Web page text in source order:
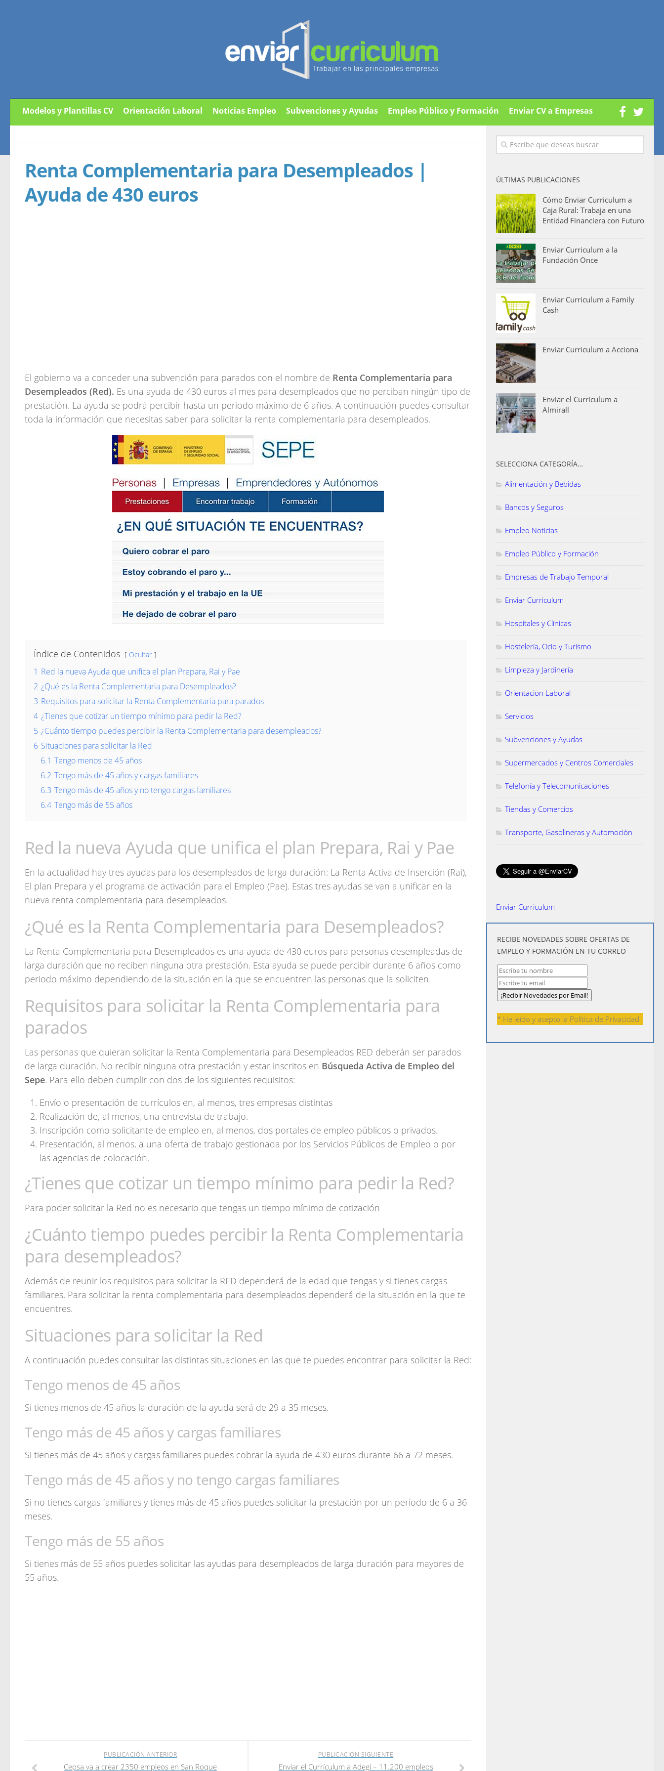
Modelos y Plantillas CV Orientación Laboral Noticias Empleo Subvenciones y Ayudas Empleo Público y Formación Enviar CV a Empresas
Renta Complementaria para Desempleados |
Ayuda de 430 euros
El gobierno va a conceder una subvención para parados con el nombre de Renta Complementaria para
Desempleados (Red). Es una ayuda de 430 euros al mes para desempleados que no perciban ningún tipo de
prestación. La ayuda se podrá percibir hasta un periodo máximo de 6 años. A continuación puedes consultar
toda la información que necesitas saber para solicitar la renta complementaria para desempleados.
Índice de Contenidos Ocultar
1 Red la nueva Ayuda que unifica el plan Prepara, Rai y Pae
2 ¿Qué es la Renta Complementaria para Desempleados?
3 Requisitos para solicitar la Renta Complementaria para parados
4 ¿Tienes que cotizar un tiempo mínimo para pedir la Red?
5 ¿Cuánto tiempo puedes percibir la Renta Complementaria para desempleados?
6 Situaciones para solicitar la Red
6.1 Tengo menos de 45 años
6.2 Tengo más de 45 años y cargas familiares
6.3 Tengo más de 45 años y no tengo cargas familiares
6.4 Tengo más de 55 años
Red la nueva Ayuda que unifica el plan Prepara, Rai y Pae
En la actualidad hay tres ayudas para los desempleados de larga duración: La Renta Activa de Inserción (Rai),
El plan Prepara y el programa de activación para el Empleo (Pae). Estas tres ayudas se van a unificar en la
nueva renta complementaria para desempleados.
¿Qué es la Renta Complementaria para Desempleados?
La Renta Complementaria para Desempleados es una ayuda de 430 euros para personas desempleadas de
larga duración que no reciben ninguna otra prestación. Esta ayuda se puede percibir durante 6 años como
periodo máximo dependiendo de la situación en la que se encuentren las personas que la soliciten.
Requisitos para solicitar la Renta Complementaria para
parados
Las personas que quieran solicitar la Renta Complementaria para Desempleados RED deberán ser parados
de larga duración. No recibir ninguna otra prestación y estar inscritos en Búsqueda Activa de Empleo del
Sepe. Para ello deben cumplir con dos de los siguientes requisitos:
Envío o presentación de currículos en, al menos, tres empresas distintas
Realización de, al menos, una entrevista de trabajo.
Inscripción como solicitante de empleo en, al menos, dos portales de empleo públicos o privados.
Presentación, al menos, a una oferta de trabajo gestionada por los Servicios Públicos de Empleo o por
las agencias de colocación.
¿Tienes que cotizar un tiempo mínimo para pedir la Red?
Para poder solicitar la Red no es necesario que tengas un tiempo mínimo de cotización
¿Cuánto tiempo puedes percibir la Renta Complementaria
para desempleados?
Además de reunir los requisitos para solicitar la RED dependerá de la edad que tengas y si tienes cargas
familiares. Para solicitar la renta complementaria para desempleados dependerá de la situación en la que te
encuentres.
Situaciones para solicitar la Red
A continuación puedes consultar las distintas situaciones en las que te puedes encontrar para solicitar la Red:
Tengo menos de 45 años
Si tienes menos de 45 años la duración de la ayuda será de 29 a 35 meses.
Tengo más de 45 años y cargas familiares
Si tienes más de 45 años y cargas familiares puedes cobrar la ayuda de 430 euros durante 66 a 72 meses.
Tengo más de 45 años y no tengo cargas familiares
Si no tienes cargas familiares y tienes más de 45 años puedes solicitar la prestación por un período de 6 a 36
meses.
Tengo más de 55 años
Si tienes más de 55 años puedes solicitar las ayudas para desempleados de larga duración para mayores de
55 años.
PUBLICACIÓN SIGUIENTE
Enviar el Currículum a Adegi – 11.200 empleos
PUBLICACIÓN ANTERIOR
Cepsa va a crear 2350 empleos en San Roque
ÚLTIMAS PUBLICACIONES
Cómo Enviar Curriculum a
Caja Rural: Trabaja en una
Entidad Financiera con Futuro
Enviar Curriculum a la
Fundación Once
Enviar Curriculum a Family
Cash
Enviar Curriculum a Acciona
Enviar el Currículum a
Almirall
SELECCIONA CATEGORÍA…
Alimentación y Bebidas
Bancos y Seguros
Empleo Noticias
Empleo Público y Formación
Empresas de Trabajo Temporal
Enviar Curriculum
Hospitales y Clínicas
Hostelería, Ocio y Turismo
Limpieza y Jardinería
Orientacion Laboral
Servicios
Subvenciones y Ayudas
Supermercados y Centros Comerciales
Telefonía y Telecomunicaciones
Tiendas y Comercios
Transporte, Gasolineras y Automoción
Enviar Curriculum
​RECIBE NOVEDADES SOBRE OFERTAS DE
EMPLEO Y FORMACIÓN EN TU CORREO
* He leído y acepto la Política de Privacidad